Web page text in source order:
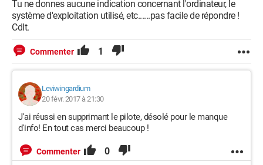
Tu ne donnes aucune indication concernant l'ordinateur, le
système d'exploitation utilisé, etc......pas facile de répondre !
Cdlt.
Commenter 1
Leviwingardium
20 févr. 2017 à 21:30
J'ai réussi en supprimant le pilote, désolé pour le manque
d'info! En tout cas merci beaucoup !
Commenter 0